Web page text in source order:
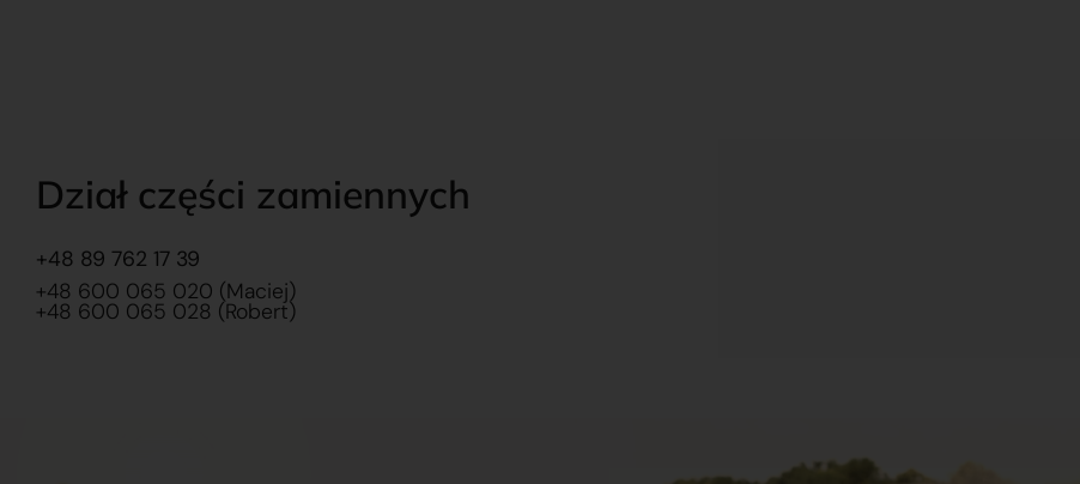
Dział części zamiennych
+48 89 762 17 39
+48 600 065 020 (Maciej)
+48 600 065 028 (Robert)